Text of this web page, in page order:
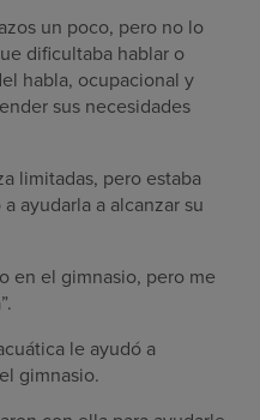
un poco, pero no lo
dificultaba hablar o
habla, ocupacional y
sus necesidades
limitadas, pero estaba
ayudarla a alcanzar su
en el gimnasio, pero me
le ayudó a
gimnasio.